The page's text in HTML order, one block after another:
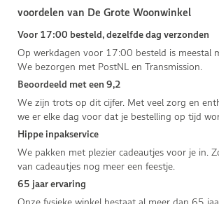
voordelen van De Grote Woonwinkel
Voor 17:00 besteld, dezelfde dag verzonden
Op werkdagen voor 17:00 besteld is meestal
We bezorgen met PostNL en Transmission.
Beoordeeld met een 9,2
We zijn trots op dit cijfer. Met veel zorg en
we er elke dag voor dat je bestelling op tijd
Hippe inpakservice
We pakken met plezier cadeautjes voor je in.
van cadeautjes nog meer een feestje.
65 jaar ervaring